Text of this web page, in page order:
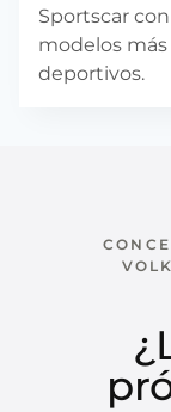
Sportscar
modelos más
deportivos.